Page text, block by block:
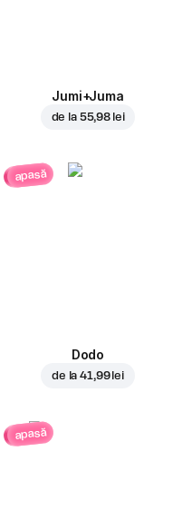
Jumi+Juma
de la 55,98 lei
apasă
Dodo
de la41,99 lei
apasă